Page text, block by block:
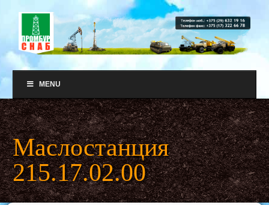
MENU
Маслостанция
215.17.02.00